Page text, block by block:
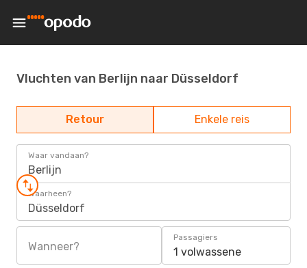
Vluchten van Berlijn naar Düsseldorf
Retour Enkele reis
Waar vandaan?
Berlijn
Waarheen?
Düsseldorf
Wanneer?
Passagiers
1 volwassene